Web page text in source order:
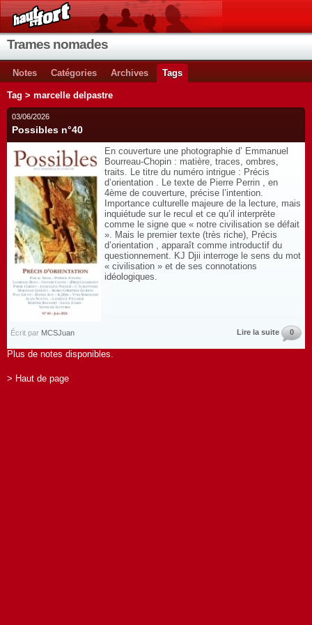
Trames nomades
Notes Catégories Archives Tags
Tag > marcelle delpastre
03/06/2026
Possibles n°40
En couverture une photographie d’ Emmanuel
Bourreau-Chopin : matière, traces, ombres,
traits. Le titre du numéro intrigue : Précis
d’orientation . Le texte de Pierre Perrin , en
4ème de couverture, précise l’intention.
Importance culturelle majeure de la lecture, mais
inquiétude sur le recul et ce qu’il interprète
comme le signe que « notre civilisation se défait
». Mais le premier texte (très riche), Précis
d’orientation , apparaît comme introductif du
questionnement. KJ Djii interroge le sens du mot
« civilisation » et de ses connotations
idéologiques.
Écrit par MCSJuan Lire la suite 0
Plus de notes disponibles.
> Haut de page